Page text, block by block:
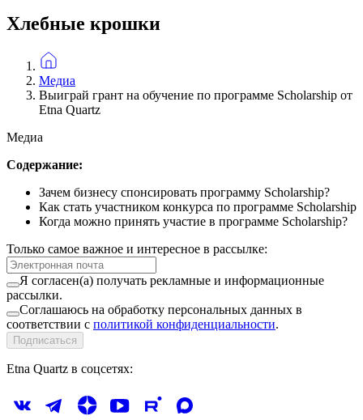
Хлебные крошки
Медиа
Выиграй грант на обучение по программе Scholarship от
Etna Quartz
Медиа
Содержание:
Зачем бизнесу спонсировать программу Scholarship?
Как стать участником конкурса по программе Scholarship
Когда можно принять участие в программе Scholarship?
Только самое важное и интересное в рассылке:
Я согласен(а) получать рекламные и информационные
рассылки.
Соглашаюсь на обработку персональных данных в
соответствии с политикой конфиденциальности.
Подписаться
Etna Quartz в соцсетях: